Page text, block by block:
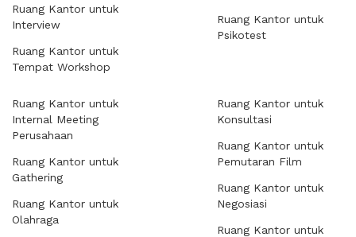
Ruang Kantor untuk
Interview
Ruang Kantor untuk
Tempat Workshop
Ruang Kantor untuk
Psikotest
Ruang Kantor untuk
Internal Meeting
Perusahaan
Ruang Kantor untuk
Gathering
Ruang Kantor untuk
Olahraga
Ruang Kantor untuk
Konsultasi
Ruang Kantor untuk
Pemutaran Film
Ruang Kantor untuk
Negosiasi
Ruang Kantor untuk